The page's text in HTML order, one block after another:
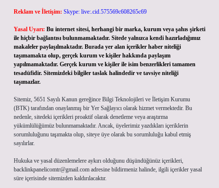
Reklam ve İletişim: Skype: live:.cid.575569c608265c69
Yasal Uyarı: Bu internet sitesi, herhangi bir marka, kurum veya şahıs şirketi
ile hiçbir bağlantısı bulunmamaktadır. Sitede yalnızca kendi hazırladığımız
makaleler paylaşılmaktadır. Burada yer alan içerikler haber niteliği
taşımamakta olup, gerçek kurum ve kişiler hakkında paylaşım
yapılmamaktadır. Gerçek kurum ve kişiler ile isim benzerlikleri tamamen
tesadüfidir. Sitemizdeki bilgiler taslak halindedir ve tavsiye niteliği
taşımazlar.
Sitemiz, 5651 Sayılı Kanun gereğince Bilgi Teknolojileri ve İletişim Kurumu
(BTK) tarafından onaylanmış bir Yer Sağlayıcı olarak hizmet vermektedir. Bu
nedenle, sitedeki içerikleri proaktif olarak denetleme veya araştırma
yükümlülüğümüz bulunmamaktadır. Ancak, üyelerimiz yazdıkları içeriklerin
sorumluluğunu taşımakta olup, siteye üye olarak bu sorumluluğu kabul etmiş
sayılırlar.
Hukuka ve yasal düzenlemelere aykırı olduğunu düşündüğünüz içerikleri,
backlinkpanelicomtr@gmail.com adresine bildirmeniz halinde, ilgili içerikler yasal
süre içerisinde sitemizden kaldırılacaktır.